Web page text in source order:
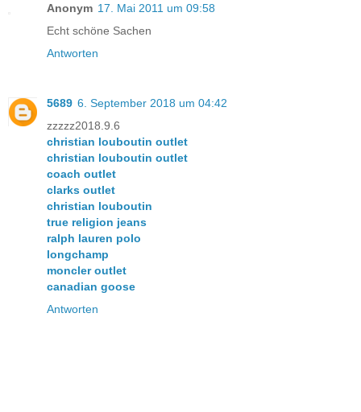
Anonym 17. Mai 2011 um 09:58
Echt schöne Sachen
Antworten
5689 6. September 2018 um 04:42
zzzzz2018.9.6
christian louboutin outlet
christian louboutin outlet
coach outlet
clarks outlet
christian louboutin
true religion jeans
ralph lauren polo
longchamp
moncler outlet
canadian goose
Antworten